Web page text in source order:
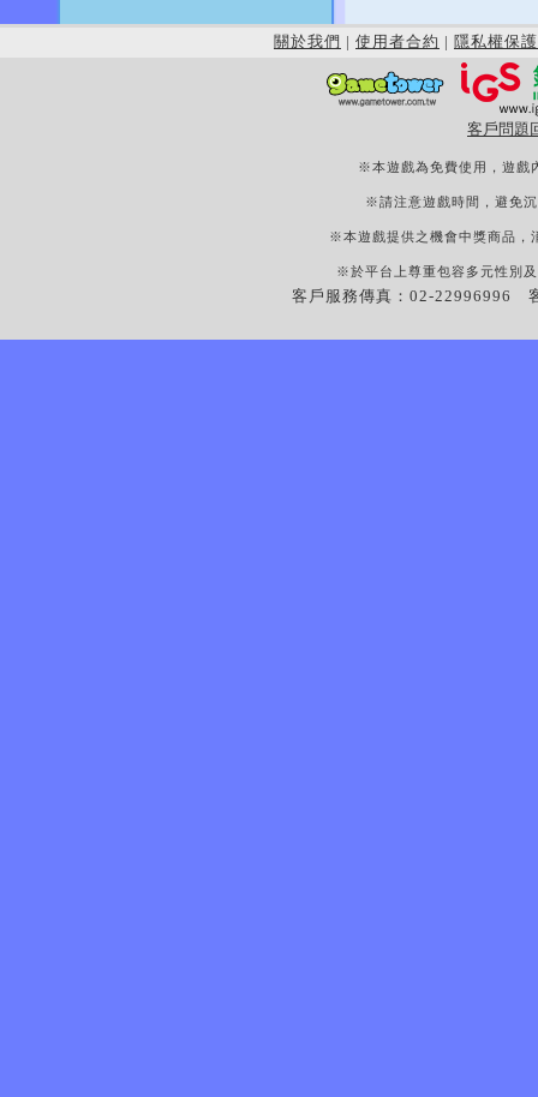
關於我們 | 使用者合約 | 隱私權保護
客戶問題
※本遊戲為免費使用，遊戲
※請注意遊戲時間，避免
※本遊戲提供之機會中獎商品，
※於平台上尊重包容多元性別
客戶服務傳真：02-22996996